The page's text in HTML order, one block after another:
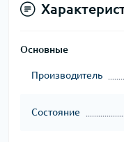
Основные
Производитель
Состояние